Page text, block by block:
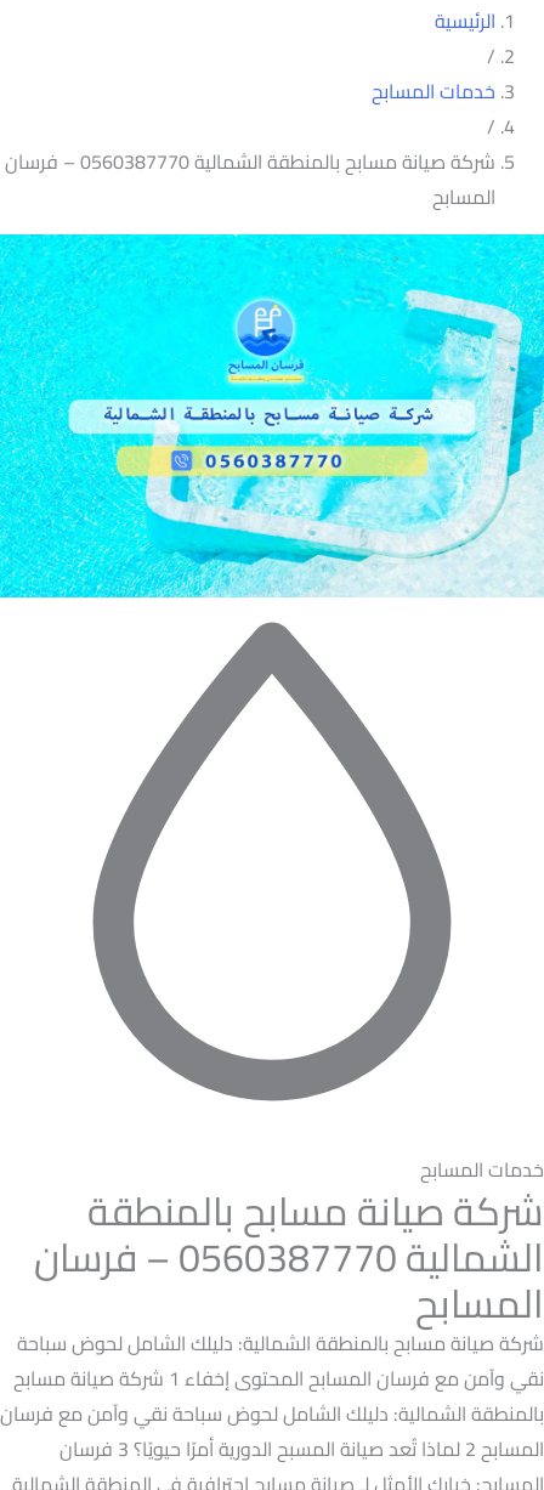
الرئيسية
/
خدمات المسابح
/
شركة صيانة مسابح بالمنطقة الشمالية 0560387770 – فرسان
المسابح
خدمات المسابح
شركة صيانة مسابح بالمنطقة
الشمالية 0560387770 – فرسان
المسابح
شركة صيانة مسابح بالمنطقة الشمالية: دليلك الشامل لحوض سباحة
نقي وآمن مع فرسان المسابح المحتوى إخفاء 1 شركة صيانة مسابح
بالمنطقة الشمالية: دليلك الشامل لحوض سباحة نقي وآمن مع فرسان
المسابح 2 لماذا تُعد صيانة المسبح الدورية أمرًا حيويًا؟ 3 فرسان